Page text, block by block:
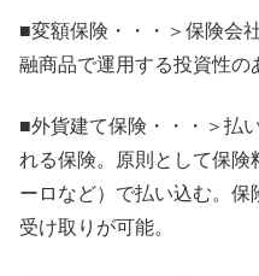
■変額保険・・・＞保険会
融商品で運用する投資性の
■外貨建て保険・・・＞払
れる保険。原則として保
ーロなど）で払い込む。
受け取りが可能。